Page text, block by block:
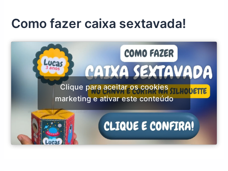
Como fazer caixa sextavada!
Clique para aceitar os cookies
marketing e ativar este conteúdo